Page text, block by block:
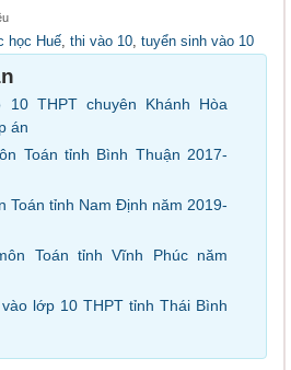
học Huế, thi vào 10, tuyển sinh vào 10
THPT chuyên Khánh Hòa
án
Toán tỉnh Bình Thuận 2017-
Toán tỉnh Nam Định năm 2019-
Toán tỉnh Vĩnh Phúc năm
lớp 10 THPT tỉnh Thái Bình